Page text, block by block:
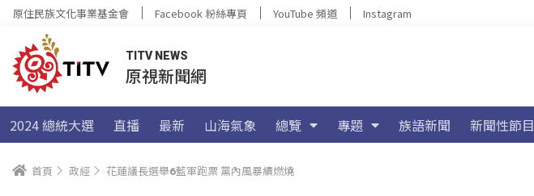
原住民族文化事業基金會 Facebook 粉絲專頁 YouTube 頻道 Instagram
TITV NEWS
原視新聞網
2024 總統大選 直播 最新 山海氣象 總覽 專題 族語新聞 新聞性節目
首頁 政經 花蓮議長選舉6藍軍跑票 黨內風暴續燃燒